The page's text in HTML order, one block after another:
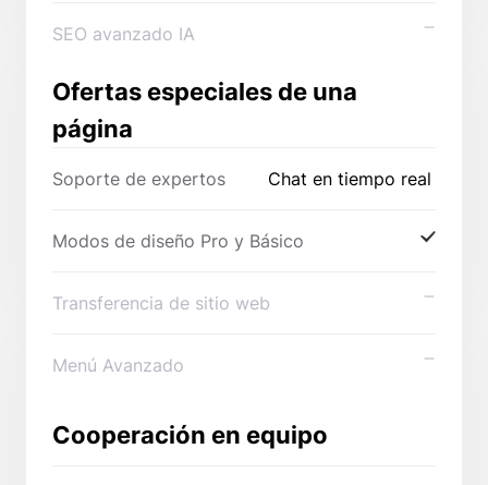
SEO avanzado IA
Ofertas especiales de una
página
Soporte de expertos Chat en tiempo real
Modos de diseño Pro y Básico
Transferencia de sitio web
Menú Avanzado
Cooperación en equipo